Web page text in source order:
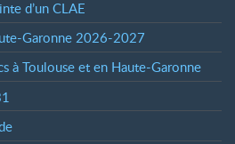
d’un CLAE
Garonne 2026-2027
à Toulouse et en Haute-Garonne